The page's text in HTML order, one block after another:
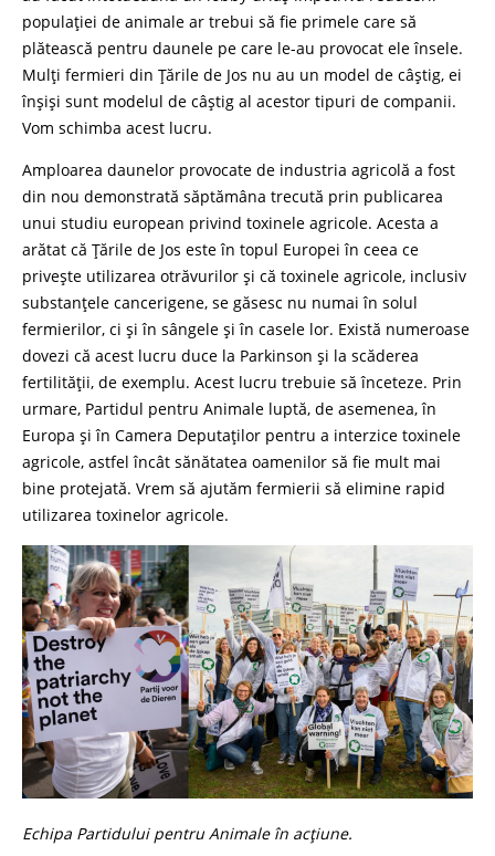
populației de animale ar trebui să fie primele care să
plătească pentru daunele pe care le-au provocat ele însele.
Mulți fermieri din Țările de Jos nu au un model de câștig, ei
înșiși sunt modelul de câștig al acestor tipuri de companii.
Vom schimba acest lucru.
Amploarea daunelor provocate de industria agricolă a fost
din nou demonstrată săptămâna trecută prin publicarea
unui studiu european privind toxinele agricole. Acesta a
arătat că Țările de Jos este în topul Europei în ceea ce
privește utilizarea otrăvurilor și că toxinele agricole, inclusiv
substanțele cancerigene, se găsesc nu numai în solul
fermierilor, ci și în sângele și în casele lor. Există numeroase
dovezi că acest lucru duce la Parkinson și la scăderea
fertilității, de exemplu. Acest lucru trebuie să înceteze. Prin
urmare, Partidul pentru Animale luptă, de asemenea, în
Europa și în Camera Deputaților pentru a interzice toxinele
agricole, astfel încât sănătatea oamenilor să fie mult mai
bine protejată. Vrem să ajutăm fermierii să elimine rapid
utilizarea toxinelor agricole.
Echipa Partidului pentru Animale în acțiune.